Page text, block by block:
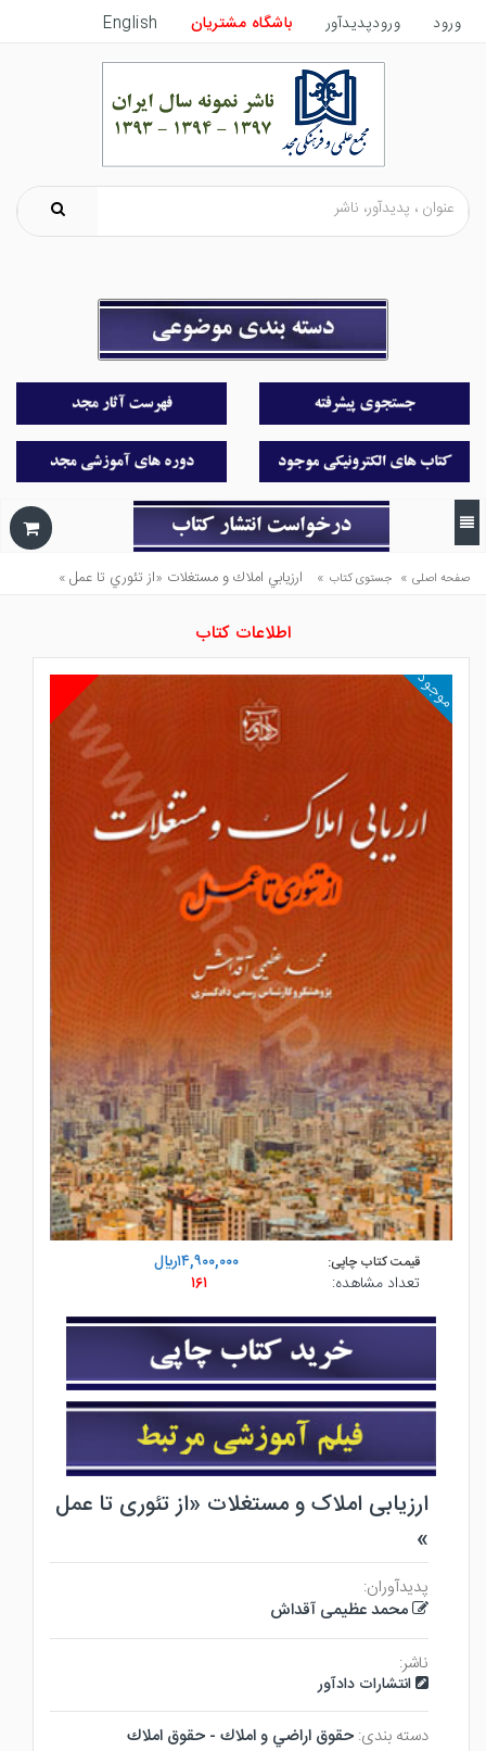
ورود ورودپدیدآور باشگاه مشتریان English
صفحه اصلی » جستوی کتاب » ارزيابي املاك و مستغلات «از تئوري تا عمل »
اطلاعات کتاب
موجود
قیمت کتاب چاپی:
۱۴,۹۰۰,۰۰۰ريال
تعداد مشاهده:
۱۶۱
ارزیابی املاک و مستغلات «از تئوری تا عمل
»
پدیدآوران:
محمد عظیمی آقداش
ناشر:
انتشارات دادآور
دسته بندی: حقوق اراضي و املاك - حقوق املاك